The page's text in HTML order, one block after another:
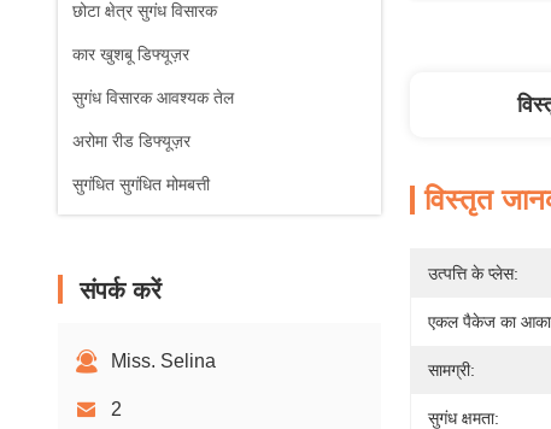
छोटा क्षेत्र सुगंध विसारक
कार खुशबू डिफ्यूज़र
सुगंध विसारक आवश्यक तेल
अरोमा रीड डिफ्यूज़र
सुगंधित सुगंधित मोमबत्ती
संपर्क करें
Miss. Selina
2
विस्तृत
उत्पत्ति के प्लेस:
एकल पैकेज का
सामग्री:
सुगंध क्षमता: